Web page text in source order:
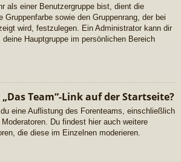
als einer Benutzergruppe bist, dient die
Gruppenfarbe sowie den Gruppenrang, der bei
wird, festzulegen. Ein Administrator kann dir
Hauptgruppe im persönlichen Bereich
Team“-Link auf der Startseite?
eine Auflistung des Forenteams, einschließlich
Du findest hier auch weitere
die diese im Einzelnen moderieren.